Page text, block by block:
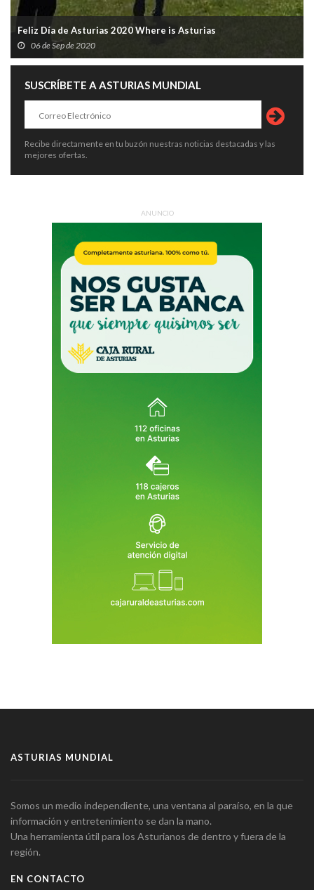
Feliz Día de Asturias 2020 Where is Asturias
06 de Sep de 2020
SUSCRÍBETE A ASTURIAS MUNDIAL
Recibe directamente en tu buzón nuestras noticias destacadas y las
mejores ofertas.
ANUNCIO
ASTURIAS MUNDIAL
Somos un medio independiente, una ventana al paraíso, en la que
información y entretenimiento se dan la mano.
Una herramienta útil para los Asturianos de dentro y fuera de la
región.
EN CONTACTO